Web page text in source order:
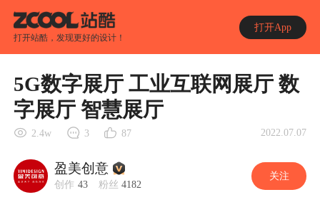
打开站酷，发现更好的设计！
打开App
5G数字展厅 工业互联网展厅 数
字展厅 智慧展厅
2.4w 3 87 2022.07.07
盈美创意
创作 43 粉丝 4182
关注